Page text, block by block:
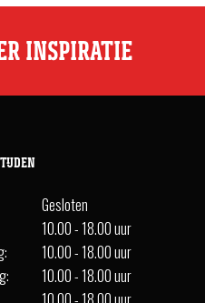
INSPIRATIE
Gesloten
10.00 - 18.00 uur
10.00 - 18.00 uur
10.00 - 18.00 uur